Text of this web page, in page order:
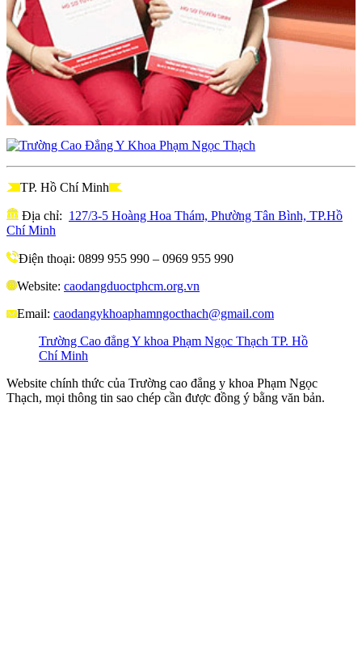
TP. Hồ Chí Minh
Địa chỉ: 127/3-5 Hoàng Hoa Thám, Phường Tân Bình, TP.Hồ
Chí Minh
Điện thoại: 0899 955 990 – 0969 955 990
Website: caodangduoctphcm.org.vn
Email: caodangykhoaphamngocthach@gmail.com
Trường Cao đẳng Y khoa Phạm Ngọc Thạch TP. Hồ
Chí Minh
Website chính thức của Trường cao đẳng y khoa Phạm Ngọc
Thạch, mọi thông tin sao chép cần được đồng ý bằng văn bản.